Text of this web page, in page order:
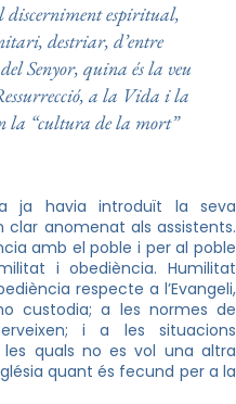
discerniment espiritual,
destriar, d’entre
Senyor, quina és la veu
a la Vida i la
la “cultura de la mort”
ja havia introduït la seva
anomenat als assistents.
amb el poble i per al poble
i obediència. Humilitat
respecte a l’Evangeli,
custodia; a les normes de
i a les situacions
quals no es vol una altra
quant és fecund per a la